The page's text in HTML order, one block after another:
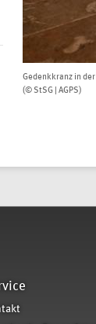
Gedenkkranz in
(© StSG | AGPS)